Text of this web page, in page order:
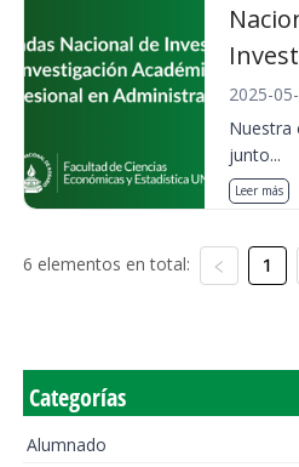
2025-
Nuestra
junto...
Leer más
6 elementos en total: 1
Categorías
Alumnado